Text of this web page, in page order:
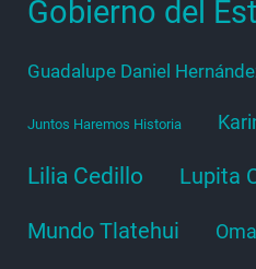
Gobierno del
Guadalupe Daniel
Juntos Haremos Historia
Lilia Cedillo Lupita
Mundo Tlatehui